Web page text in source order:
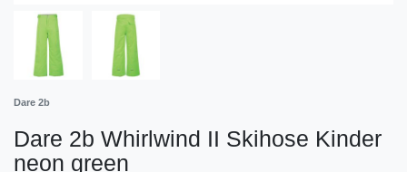
Dare 2b
Dare 2b Whirlwind II Skihose Kinder
neon green